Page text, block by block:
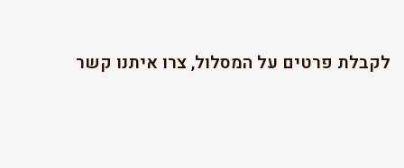
לקבלת פרטים על המסלול, צרו איתנו קשר